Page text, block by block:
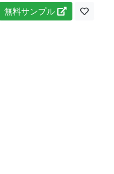
無料サンプル